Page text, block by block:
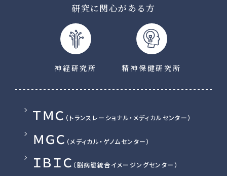
研究に関心がある方
精神保健研究所
神経研究所
ＴＭＣ （トランスレーショナル・メディカルセンター）
ＭＧＣ （メディカル・ゲノムセンター）
ＩＢＩＣ （脳病態統合イメージングセンター）